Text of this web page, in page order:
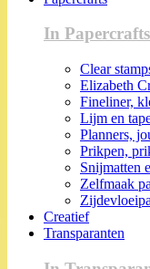
In Papercrafts
Clear
Elizabeth
Fineliner,
Lijm en
Planners,
Prikpen,
Snijmatten
Zelfmaak
Creatief
Transparanten